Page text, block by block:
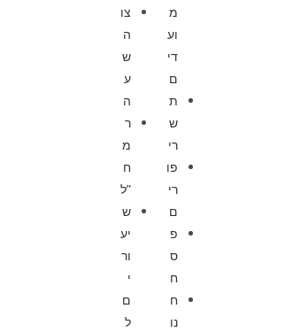
מ
וע
די
ם
ת
ש
רי
פו
רי
ם
פ
ס
ח
ח
נו
צו
ה
ש
ע
ה
ר
מ
ח
”ל
ש
יע
ור
י
ם
ל